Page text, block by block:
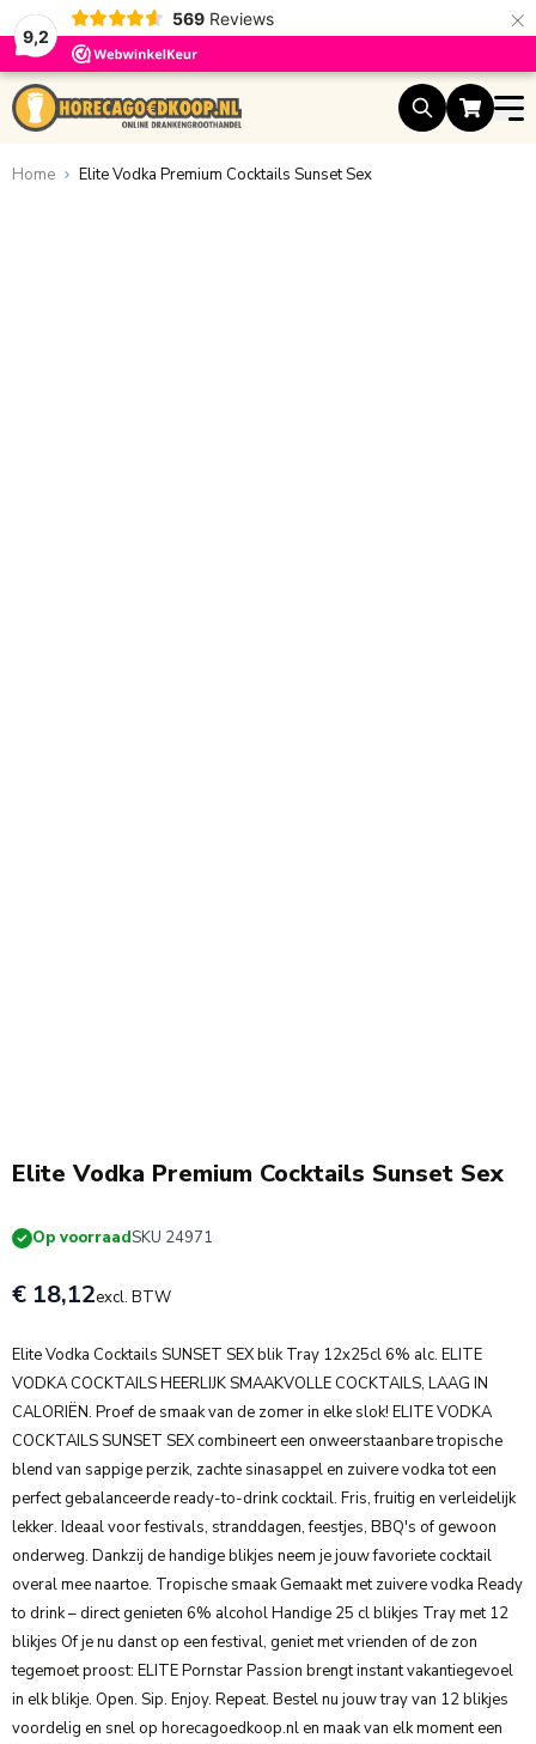
9,2
569 Reviews ×
Ga naar de inhoud
Home Elite Vodka Premium Cocktails Sunset Sex
Elite Vodka Premium Cocktails Sunset Sex
Op voorraadSKU 24971
€ 18,12excl. BTW
Elite Vodka Cocktails SUNSET SEX blik Tray 12x25cl 6% alc. ELITE
VODKA COCKTAILS HEERLIJK SMAAKVOLLE COCKTAILS, LAAG IN
CALORIËN. Proef de smaak van de zomer in elke slok! ELITE VODKA
COCKTAILS SUNSET SEX combineert een onweerstaanbare tropische
blend van sappige perzik, zachte sinasappel en zuivere vodka tot een
perfect gebalanceerde ready-to-drink cocktail. Fris, fruitig en verleidelijk
lekker. Ideaal voor festivals, stranddagen, feestjes, BBQ's of gewoon
onderweg. Dankzij de handige blikjes neem je jouw favoriete cocktail
overal mee naartoe. Tropische smaak Gemaakt met zuivere vodka Ready
to drink – direct genieten 6% alcohol Handige 25 cl blikjes Tray met 12
blikjes Of je nu danst op een festival, geniet met vrienden of de zon
tegemoet proost: ELITE Pornstar Passion brengt instant vakantiegevoel
in elk blikje. Open. Sip. Enjoy. Repeat. Bestel nu jouw tray van 12 blikjes
voordelig en snel op horecagoedkoop.nl en maak van elk moment een